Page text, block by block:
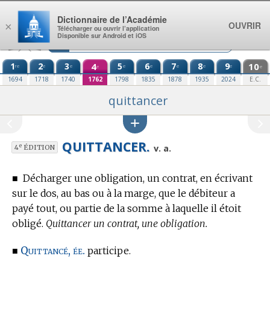
Aller au contenu
1re
1694
2e
1718
3e
1740
4e
1762
5e
1798
6e
1835
7e
1878
8e
1935
9e
2024
10e
E.C.
quittancer
4eÉDITION QUITTANCER. v. a.
■ Décharger une obligation, un contrat, en écrivant
sur le dos, au bas ou à la marge, que le débiteur a
payé tout, ou partie de la somme à laquelle il étoit
obligé. Quittancer un contrat, une obligation.
■ Quittancé, ée. participe.
×
Dictionnaire de l’Académie
Télécharger ou ouvrir l’application
Disponible sur Android et iOS
OUVRIR